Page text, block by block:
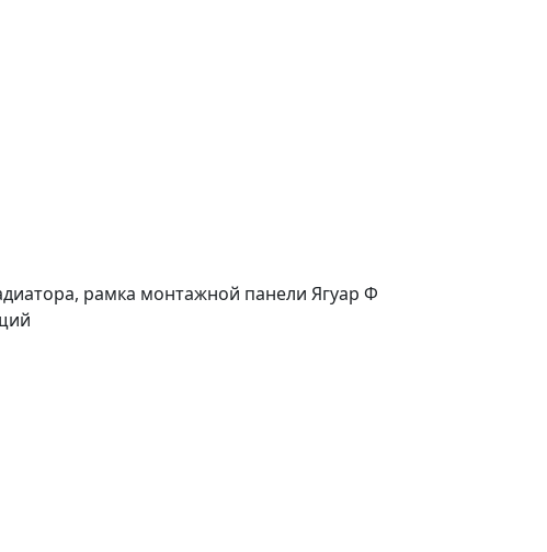
рамка монтажной панели Ягуар Ф